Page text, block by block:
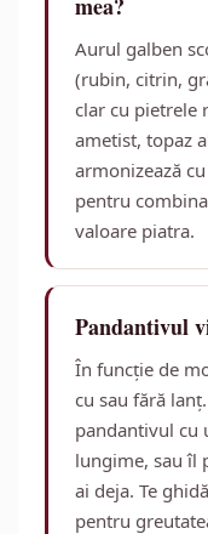
Aurul galben
(rubin, citrin,
clar cu pietrele
ametist, topaz
armonizează
pentru
valoare piatra.
Pandantivul
În funcție de
cu sau fără
pandantivul cu
lungime, sau îl
ai deja. Te
pentru